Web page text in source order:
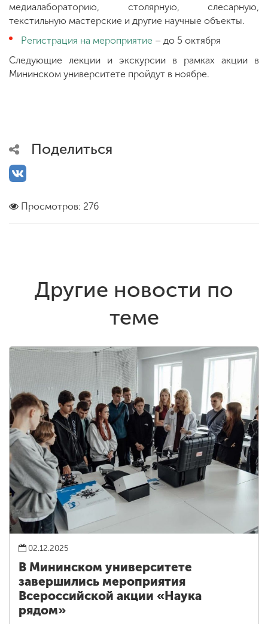
медиалабораторию, столярную, слесарную,
текстильную мастерские и другие научные объекты.
Регистрация на мероприятие – до 5 октября
Следующие лекции и экскурсии в рамках акции в
Мининском университете пройдут в ноябре.
Поделиться
Просмотров: 276
Другие новости по
теме
02.12.2025
В Мининском университете
завершились мероприятия
Всероссийской акции «Наука
рядом»